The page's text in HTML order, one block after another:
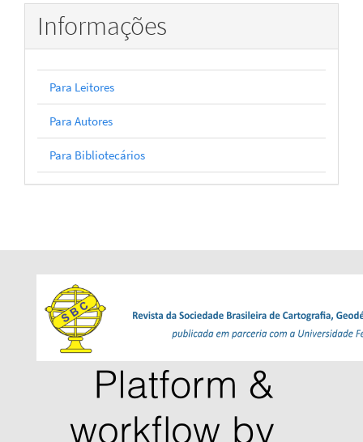
Informações
Para Leitores
Para Autores
Para Bibliotecários